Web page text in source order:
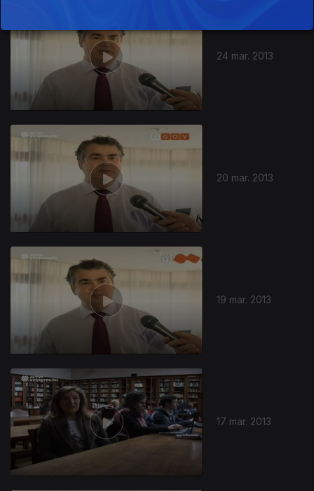
24 mar. 2013
20 mar. 2013
19 mar. 2013
17 mar. 2013